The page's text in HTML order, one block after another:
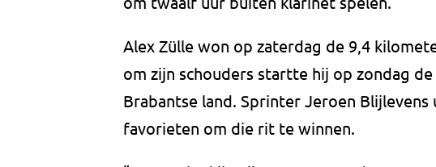
Alex Zülle won op zaterdag de 9,4
om zijn schouders startte hij op zondag
Brabantse land. Sprinter Jeroen Blijlevens
favorieten om die rit te winnen.